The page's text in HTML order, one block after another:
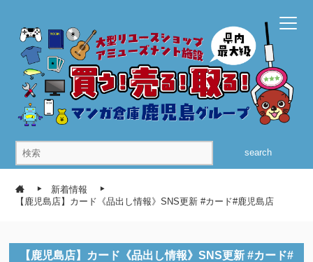
search
新着情報
【鹿児島店】カード《品出し情報》SNS更新 #カード#鹿児島店
【鹿児島店】カード《品出し情報》SNS更新 #カード#